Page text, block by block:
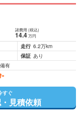
諸費用 (税込)
14.4 万円
走行 6.2万km
保証 あり
有
すぐ
見積依頼